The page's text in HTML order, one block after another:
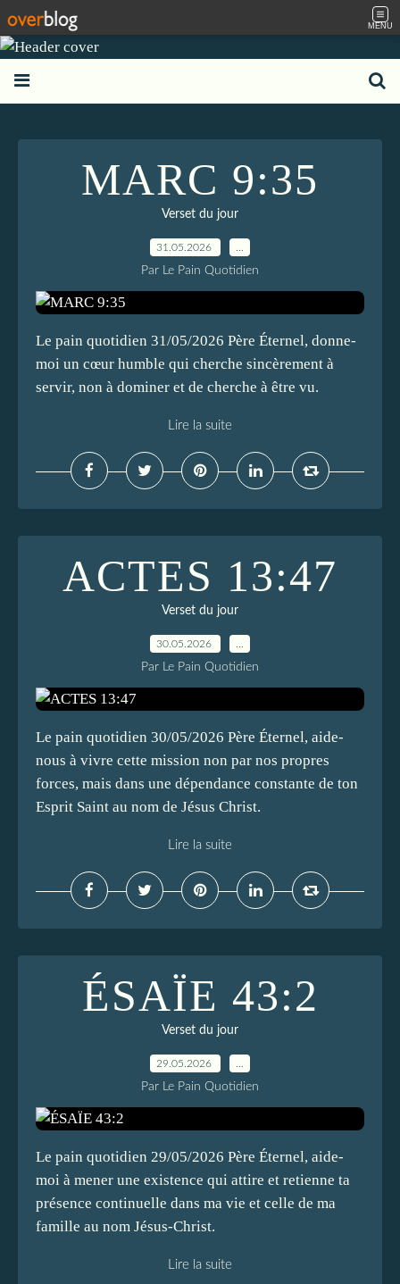
MENU
MARC 9:35
Verset du jour
31.05.2026
Par Le Pain Quotidien
Le pain quotidien 31/05/2026 Père Éternel, donne-
moi un cœur humble qui cherche sincèrement à
servir, non à dominer et de cherche à être vu.
Lire la suite
ACTES 13:47
Verset du jour
30.05.2026
Par Le Pain Quotidien
Le pain quotidien 30/05/2026 Père Éternel, aide-
nous à vivre cette mission non par nos propres
forces, mais dans une dépendance constante de ton
Esprit Saint au nom de Jésus Christ.
Lire la suite
ÉSAÏE 43:2
Verset du jour
29.05.2026
Par Le Pain Quotidien
Le pain quotidien 29/05/2026 Père Éternel, aide-
moi à mener une existence qui attire et retienne ta
présence continuelle dans ma vie et celle de ma
famille au nom Jésus-Christ.
Lire la suite